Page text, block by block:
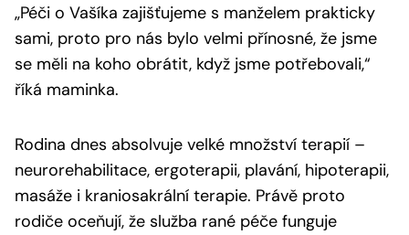
„Péči o Vašíka zajišťujeme s manželem prakticky
sami, proto pro nás bylo velmi přínosné, že jsme
se měli na koho obrátit, když jsme potřebovali,“
říká maminka.
Rodina dnes absolvuje velké množství terapií –
neurorehabilitace, ergoterapii, plavání, hipoterapii,
masáže i kraniosakrální terapie. Právě proto
rodiče oceňují, že služba rané péče funguje